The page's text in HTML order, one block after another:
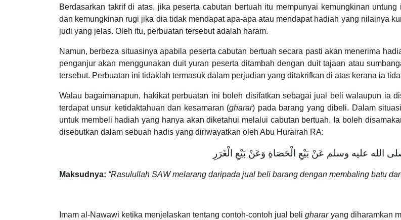
Berdasarkan takrif di atas, jika peserta cabutan bertuah itu mempunyai kemungkinan
dan kemungkinan rugi jika dia tidak mendapat apa-apa atau mendapat hadiah yang nilainya
judi yang jelas. Oleh itu, perbuatan tersebut adalah haram.
Namun, berbeza situasinya apabila peserta cabutan bertuah secara pasti akan menerima
penganjur akan menggunakan duit yuran peserta ditambah dengan duit tajaan atau
tersebut. Perbuatan ini tidaklah termasuk dalam perjudian yang ditakrifkan di atas kerana ia
Walau bagaimanapun, hakikat perbuatan ini boleh disifatkan sebagai jual beli walaupun ia
terdapat unsur ketidaktahuan dan kesamaran (gharar) pada barang yang dibeli. Dalam
untuk membeli hadiah yang hanya akan diketahui melalui cabutan bertuah. Ia boleh
disebutkan dalam sebuah hadis yang diriwayatkan oleh Abu Hurairah RA:
الله عليه وسلم عَنْ بَيْعِ الْحَصَاةِ وَعَنْ بَيْعِ الْغَرَرِ
Maksudnya: “Rasulullah SAW melarang daripada jual beli barang dengan membaling batu
Imam al-Nawawi ketika menjelaskan tentang contoh-contoh jual belighararyang diharamkan